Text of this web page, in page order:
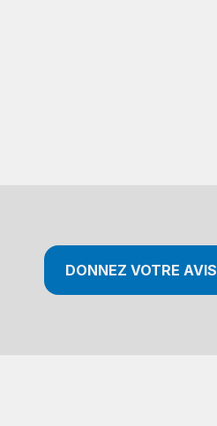
DONNEZ VOTRE AVIS